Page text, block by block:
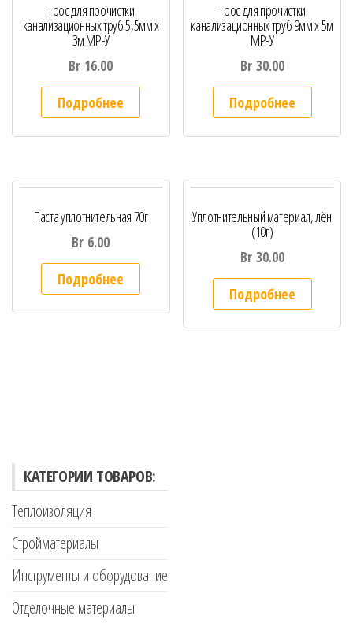
Трос для прочистки
канализационных труб 5,5мм х
3м МР-У
Br 16.00
Подробнее
Трос для прочистки
канализационных труб 9мм х 5м
МР-У
Br 30.00
Подробнее
Паста уплотнительная 70г
Br 6.00
Подробнее
Уплотнительный материал, лён
(10г)
Br 30.00
Подробнее
КАТЕГОРИИ ТОВАРОВ:
Теплоизоляция
Стройматериалы
Инструменты и оборудование
Отделочные материалы